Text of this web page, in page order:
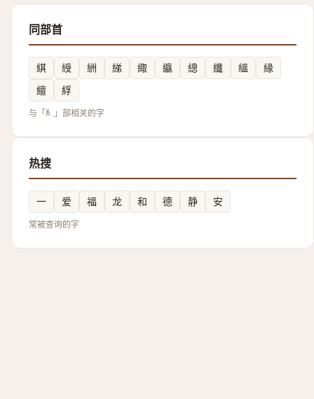
同部首
綨 綬 絒 綈 緅 䌱 總 纖 縕
緣
繵
綒
与「糹」部相关的字
热搜
一 爱 福 龙 和 德 静 安
常被查询的字